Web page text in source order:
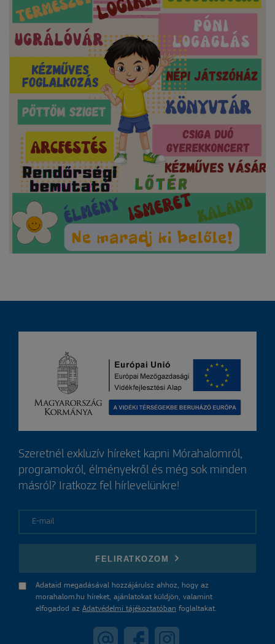
Szeretnél exkluzív híreket kapni Mórahalomról,
programokról, élményekről és még sok minden
másról? Iratkozz fel hírlevelünkre!
FELIRATKOZOM
Adataid megadásával hozzájárulsz ahhoz, hogy az
morahalom.hu híreket, ajánlatokat küldjön, valamint
elfogadod az Adatvédelmi tájékoztatóban foglaltakat.